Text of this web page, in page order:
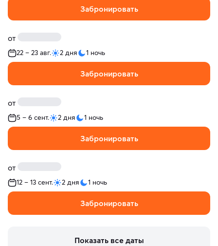
Забронировать
от
22 – 23 авг. 2 дня 1 ночь
Забронировать
от
5 – 6 сент. 2 дня 1 ночь
Забронировать
от
12 – 13 сент. 2 дня 1 ночь
Забронировать
Показать все даты